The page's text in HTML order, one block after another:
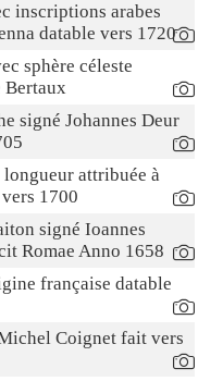
inscriptions arabes
datable vers 1720
sphère céleste
Bertaux
signé Johannes Deur
attribuée à
1700
signé Ioannes
Romae Anno 1658
française datable
Coignet fait vers